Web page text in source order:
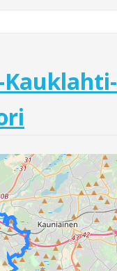
Kauklahti-